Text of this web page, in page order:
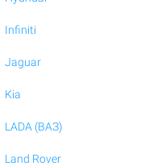
Infiniti
Jaguar
Kia
LADA (ВАЗ)
Land Rover